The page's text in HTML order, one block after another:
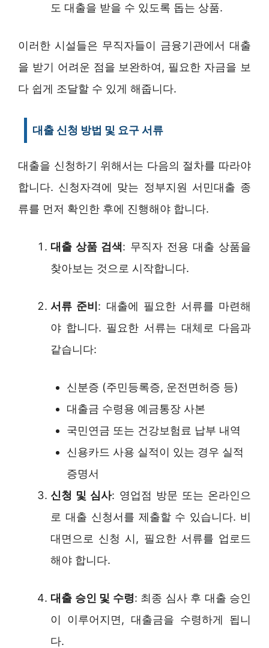
도 대출을 받을 수 있도록 돕는 상품.
이러한 시설들은 무직자들이 금융기관에서 대출
을 받기 어려운 점을 보완하여, 필요한 자금을 보
다 쉽게 조달할 수 있게 해줍니다.
대출 신청 방법 및 요구 서류
대출을 신청하기 위해서는 다음의 절차를 따라야
합니다. 신청자격에 맞는 정부지원 서민대출 종
류를 먼저 확인한 후에 진행해야 합니다.
대출 상품 검색: 무직자 전용 대출 상품을
찾아보는 것으로 시작합니다.
서류 준비: 대출에 필요한 서류를 마련해
야 합니다. 필요한 서류는 대체로 다음과
같습니다:
신분증 (주민등록증, 운전면허증 등)
대출금 수령용 예금통장 사본
국민연금 또는 건강보험료 납부 내역
신용카드 사용 실적이 있는 경우 실적
증명서
신청 및 심사: 영업점 방문 또는 온라인으
로 대출 신청서를 제출할 수 있습니다. 비
대면으로 신청 시, 필요한 서류를 업로드
해야 합니다.
대출 승인 및 수령: 최종 심사 후 대출 승인
이 이루어지면, 대출금을 수령하게 됩니
다.